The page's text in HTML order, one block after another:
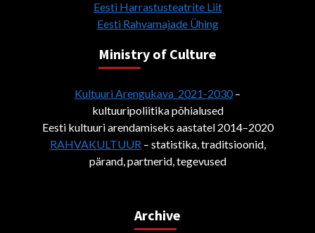
Eesti Harrastusteatrite Liit
Eesti Rahvamajade Ühing
Ministry of Culture
Kultuuri Arengukava 2021-2030–
kultuuripoliitika põhialused
Eesti kultuuri arendamiseks aastatel 2014–2020
RAHVAKULTUUR – statistika, traditsioonid,
pärand, partnerid, tegevused
Archive